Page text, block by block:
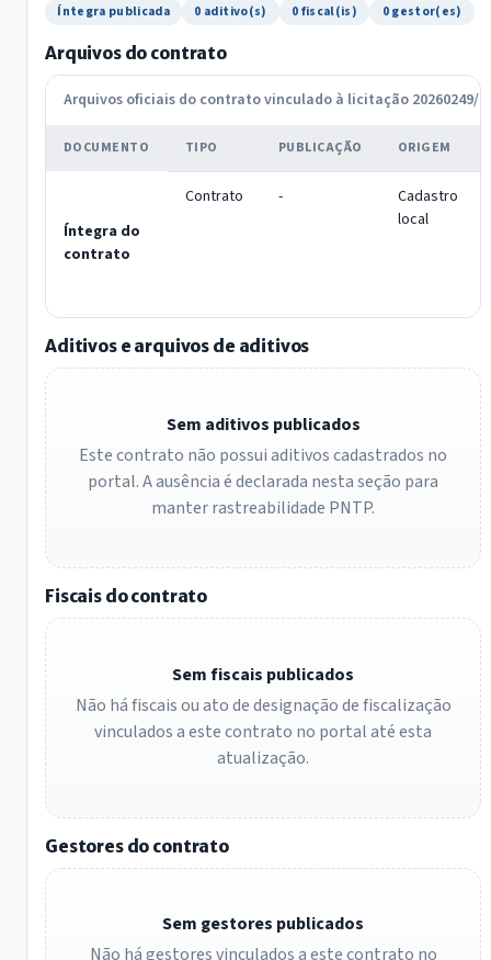
Íntegra publicada 0 aditivo(s) 0 fiscal(is) 0 gestor(es)
Arquivos do contrato
Arquivos oficiais do contrato vinculado à licitação 20260249/
DOCUMENTO TIPO PUBLICAÇÃO ORIGEM
Íntegra do
contrato
Contrato -
Cadastro
local
Aditivos e arquivos de aditivos
Sem aditivos publicados
Este contrato não possui aditivos cadastrados no
portal. A ausência é declarada nesta seção para
manter rastreabilidade PNTP.
Fiscais do contrato
Sem fiscais publicados
Não há fiscais ou ato de designação de fiscalização
vinculados a este contrato no portal até esta
atualização.
Gestores do contrato
Sem gestores publicados
Não há gestores vinculados a este contrato no